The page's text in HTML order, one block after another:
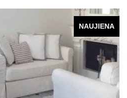
NAUJIENA